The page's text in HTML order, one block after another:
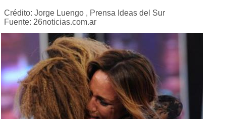
Crédito: Jorge Luengo , Prensa Ideas del Sur
Fuente: 26noticias.com.ar